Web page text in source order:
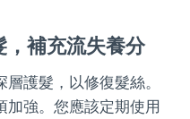
，補充流失養分
護髮，以修復髮絲。
加強。您應該定期使用